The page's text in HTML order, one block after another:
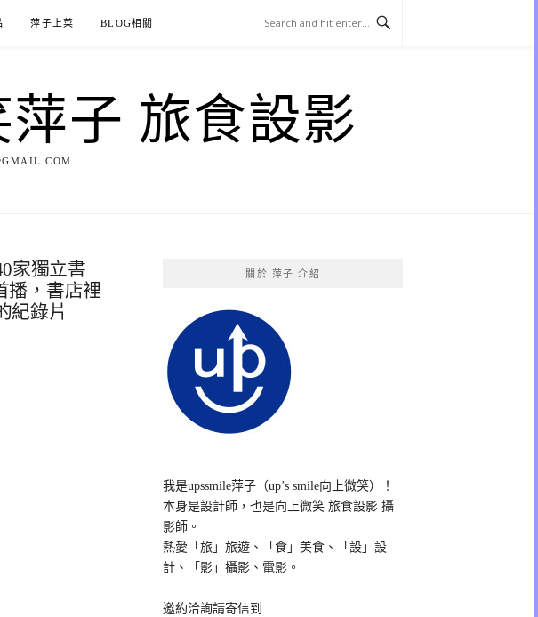
萍子上菜 BLOG相關
萍子 旅食設影
家獨立書
播，書店裡
紀錄片
關於 萍子 介紹
我是upssmile萍子（up’s smile向上微笑）！
本身是設計師，也是向上微笑 旅食設影 攝
影師。
熱愛「旅」旅遊、「食」美食、「設」設
計、「影」攝影、電影。
邀約洽詢請寄信到